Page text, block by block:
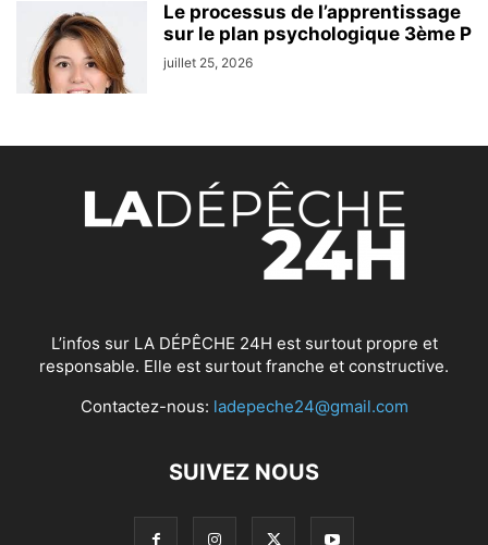
Le processus de l’apprentissage
sur le plan psychologique 3ème P
juillet 25, 2026
L’infos sur LA DÉPÊCHE 24H est surtout propre et
responsable. Elle est surtout franche et constructive.
Contactez-nous: ladepeche24@gmail.com
SUIVEZ NOUS